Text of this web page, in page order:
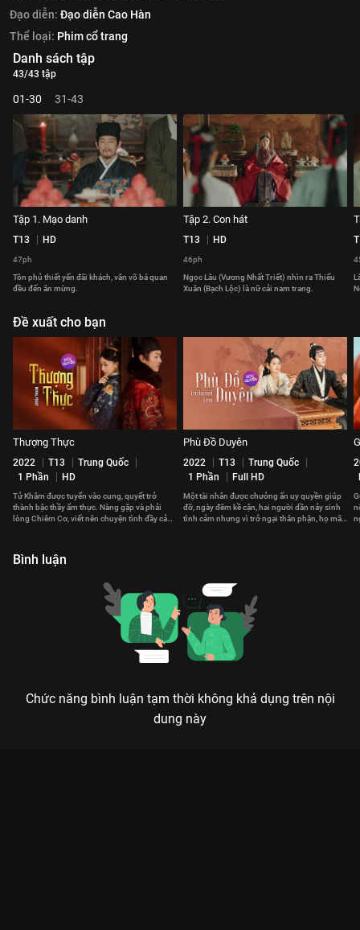
Đạo diễn: Đạo diễn Cao Hàn
Thể loại: Phim cổ trang
Danh sách tập
43/43 tập
01-30 31-43
Tập 1. Mạo danh
T13 HD
47ph
Tôn phủ thiết yến đãi khách, văn võ bá quan
đều đến ăn mừng.
Tập 2. Con hát
T13 HD
46ph
Ngọc Lâu (Vương Nhất Triết) nhìn ra Thiếu
Xuân (Bạch Lộc) là nữ cải nam trang.
Đề xuất cho bạn
Thượng Thực
2022 T13
Trung Quốc
1 Phần
HD
Tử Khâm được tuyển vào cung, quyết trở
thành bậc thầy ẩm thực. Nàng gặp và phải
lòng Chiêm Cơ, viết nên chuyện tình đầy cảm
Phù Đồ Duyên
2022 T13
Trung Quốc
1 Phần
Full HD
Một tài nhân được chưởng ấn uy quyền giúp
đỡ, ngày đêm kề cận, hai người dần nảy sinh
tình cảm nhưng vì trở ngại thân phận, họ mãi
Bình luận
Chức năng bình luận tạm thời không khả dụng trên nội
dung này